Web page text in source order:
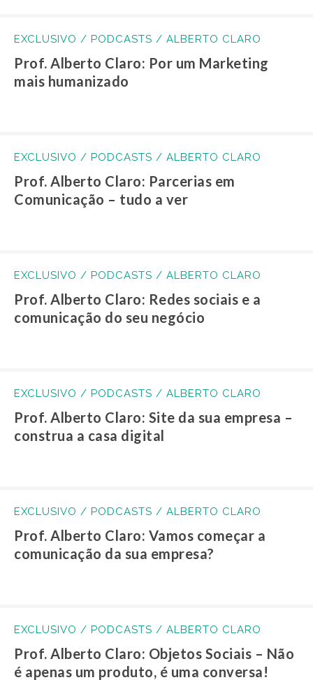
EXCLUSIVO / PODCASTS / ALBERTO CLARO
Prof. Alberto Claro: Por um Marketing
mais humanizado
EXCLUSIVO / PODCASTS / ALBERTO CLARO
Prof. Alberto Claro: Parcerias em
Comunicação – tudo a ver
EXCLUSIVO / PODCASTS / ALBERTO CLARO
Prof. Alberto Claro: Redes sociais e a
comunicação do seu negócio
EXCLUSIVO / PODCASTS / ALBERTO CLARO
Prof. Alberto Claro: Site da sua empresa –
construa a casa digital
EXCLUSIVO / PODCASTS / ALBERTO CLARO
Prof. Alberto Claro: Vamos começar a
comunicação da sua empresa?
EXCLUSIVO / PODCASTS / ALBERTO CLARO
Prof. Alberto Claro: Objetos Sociais – Não
é apenas um produto, é uma conversa!